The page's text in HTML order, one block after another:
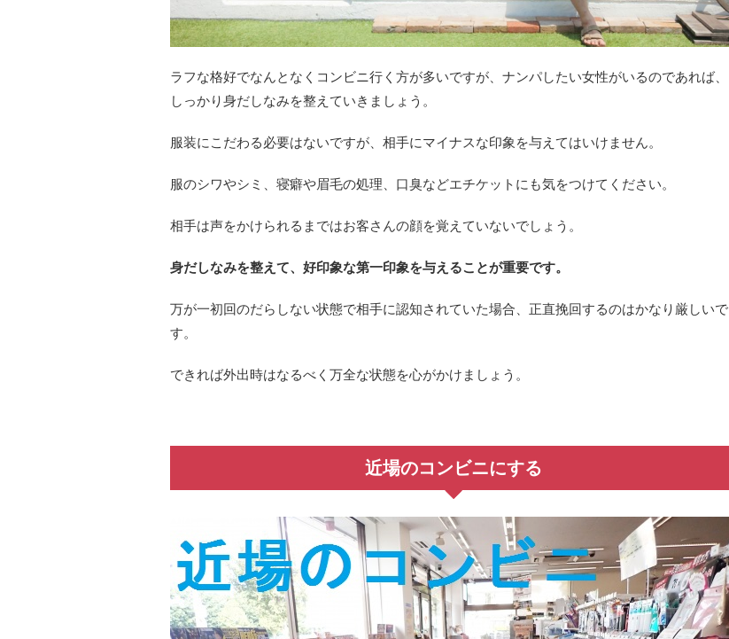
ラフな格好でなんとなくコンビニ行く方が多いですが、ナンパしたい女性がいるのであれば、
しっかり身だしなみを整えていきましょう。
服装にこだわる必要はないですが、相手にマイナスな印象を与えてはいけません。
服のシワやシミ、寝癖や眉毛の処理、口臭などエチケットにも気をつけてください。
相手は声をかけられるまではお客さんの顔を覚えていないでしょう。
身だしなみを整えて、好印象な第一印象を与えることが重要です。
万が一初回のだらしない状態で相手に認知されていた場合、正直挽回するのはかなり厳しいで
す。
できれば外出時はなるべく万全な状態を心がかけましょう。
近場のコンビニにする